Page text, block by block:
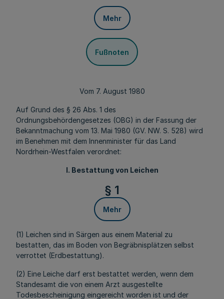
Mehr
Fußnoten
Vom 7. August 1980
Auf Grund des § 26 Abs. 1 des
Ordnungsbehördengesetzes (OBG) in der Fassung der
Bekanntmachung vom 13. Mai 1980 (GV. NW. S. 528) wird
im Benehmen mit dem Innenminister für das Land
Nordrhein-Westfalen verordnet:
I. Bestattung von Leichen
§ 1
Mehr
(1) Leichen sind in Särgen aus einem Material zu
bestatten, das im Boden von Begräbnisplätzen selbst
verrottet (Erdbestattung).
(2) Eine Leiche darf erst bestattet werden, wenn dem
Standesamt die von einem Arzt ausgestellte
Todesbescheinigung eingereicht worden ist und der